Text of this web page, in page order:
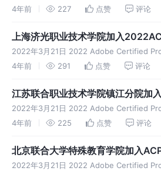
界大赛中国总决赛携手“微笑明天慈善基金会
4年前 227 点赞 评论
上海济光职业技术学院加入
2022年3月21日 2022 Adobe Certified
简称：ACP世界大赛）中国赛区正式拉开帷
4年前 291 点赞 评论
江苏联合职业技术学院镇江分院加
高技能人才
2022年3月21日 2022 Adobe Certified
简称：ACP世界大赛）中国赛区正式拉开帷
4年前 225 点赞 评论
北京联合大学特殊教育学院加入
培养基地
2022年3月21日 2022 Adobe Certified